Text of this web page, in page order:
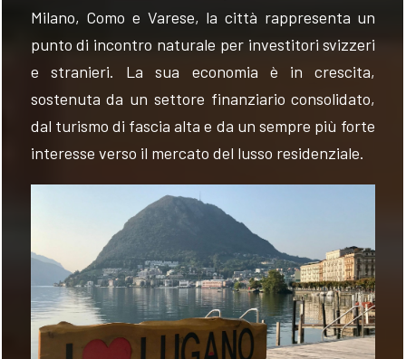
Milano, Como e Varese, la città rappresenta un
punto di incontro naturale per investitori svizzeri
e stranieri. La sua economia è in crescita,
sostenuta da un settore finanziario consolidato,
dal turismo di fascia alta e da un sempre più forte
interesse verso il mercato del lusso residenziale.